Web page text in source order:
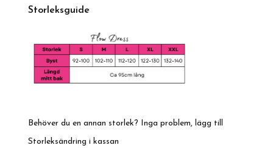
Storleksguide
Behöver du en annan storlek? Inga problem, lägg till
Storleksändring i kassan